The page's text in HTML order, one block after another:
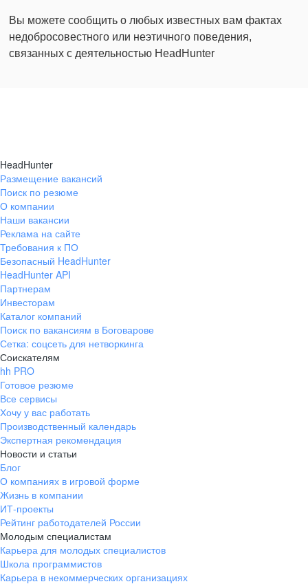
Вы можете сообщить о любых известных вам фактах
недобросовестного или неэтичного поведения,
связанных с деятельностью HeadHunter
HeadHunter
Размещение вакансий
Поиск по резюме
О компании
Наши вакансии
Реклама на сайте
Требования к ПО
Безопасный HeadHunter
HeadHunter API
Партнерам
Инвесторам
Каталог компаний
Поиск по вакансиям в Боговарове
Сетка: соцсеть для нетворкинга
Соискателям
hh PRO
Готовое резюме
Все сервисы
Хочу у вас работать
Производственный календарь
Экспертная рекомендация
Новости и статьи
Блог
О компаниях в игровой форме
Жизнь в компании
ИТ-проекты
Рейтинг работодателей России
Молодым специалистам
Карьера для молодых специалистов
Школа программистов
Карьера в некоммерческих организациях